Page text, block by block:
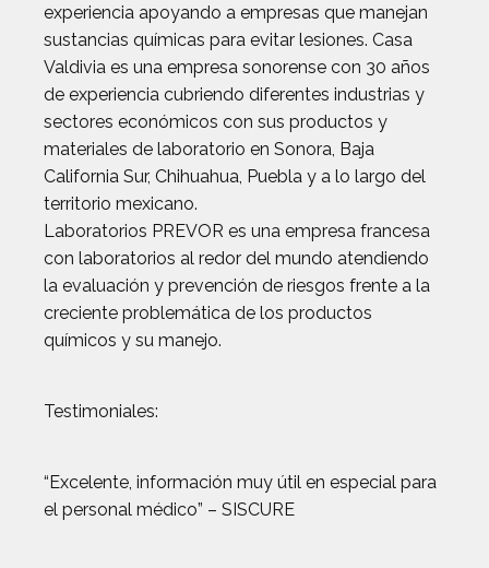
experiencia apoyando a empresas que manejan
sustancias químicas para evitar lesiones. Casa
Valdivia es una empresa sonorense con 30 años
de experiencia cubriendo diferentes industrias y
sectores económicos con sus productos y
materiales de laboratorio en Sonora, Baja
California Sur, Chihuahua, Puebla y a lo largo del
territorio mexicano.
Laboratorios PREVOR es una empresa francesa
con laboratorios al redor del mundo atendiendo
la evaluación y prevención de riesgos frente a la
creciente problemática de los productos
químicos y su manejo.
Testimoniales:
“Excelente, información muy útil en especial para
el personal médico” – SISCURE